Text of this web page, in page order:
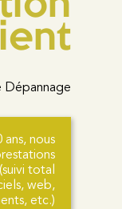
Dépannage
nous
total
web,
etc.)